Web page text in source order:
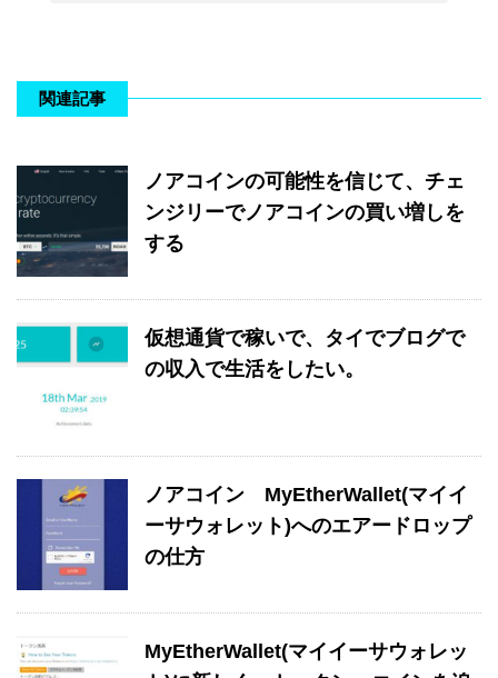
関連記事
ノアコインの可能性を信じて、チェ
ンジリーでノアコインの買い増しを
する
仮想通貨で稼いで、タイでブログで
の収入で生活をしたい。
ノアコイン MyEtherWallet(マイイ
ーサウォレット)へのエアードロップ
の仕方
MyEtherWallet(マイイーサウォレッ